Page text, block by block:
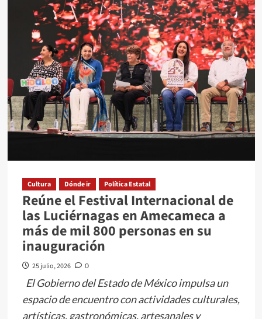
Invita
Gobierno
de
San
Mateo
Atenco
a
descubrir
la
historia
de
Toluca
en
el
Museo
las
Culturas
Lacustres
Cultura Dónde ir Política Estatal
Reúne el Festival Internacional de
las Luciérnagas en Amecameca a
más de mil 800 personas en su
inauguración
25 julio, 2026 0
El Gobierno del Estado de México impulsa un
espacio de encuentro con actividades culturales,
artísticas, gastronómicas, artesanales y